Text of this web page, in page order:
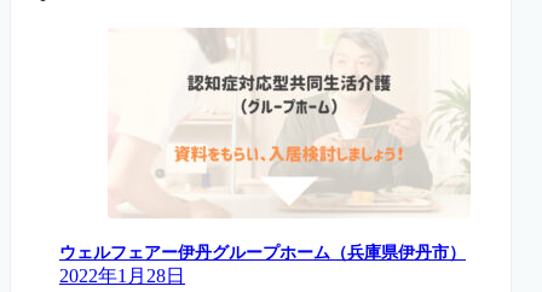
ウェルフェアー伊丹グループホーム（兵庫県伊丹市）
2022年1月28日